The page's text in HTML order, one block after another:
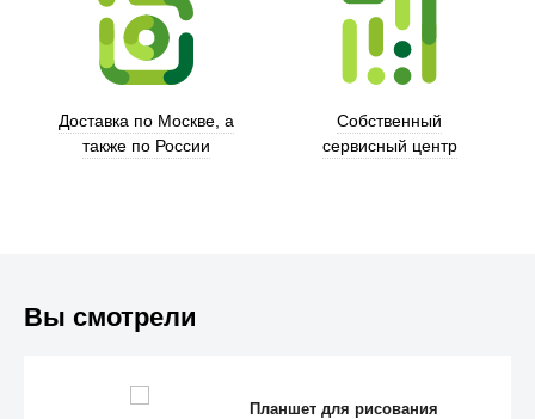
Доставка по Москве, а
также по России
Собственный
сервисный центр
Вы смотрели
Планшет для рисования